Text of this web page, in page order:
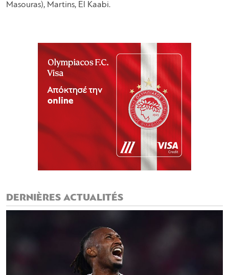
Masouras), Martins, El Kaabi.
DERNIÈRES ACTUALITÉS